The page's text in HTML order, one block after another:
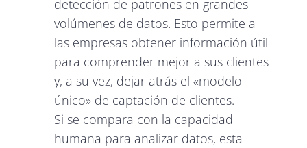
detección de patrones en grandes
volúmenes de datos. Esto permite a
las empresas obtener información útil
para comprender mejor a sus clientes
y, a su vez, dejar atrás el «modelo
único» de captación de clientes.
Si se compara con la capacidad
humana para analizar datos, esta